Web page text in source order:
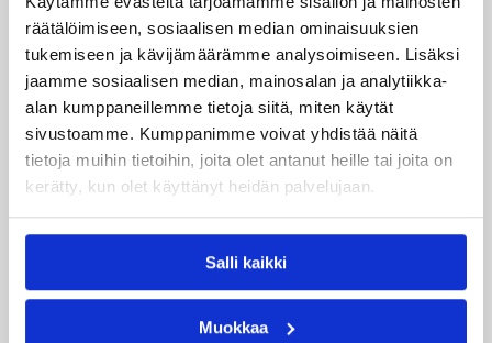
räätälöimiseen, sosiaalisen median ominaisuuksien
tukemiseen ja kävijämäärämme analysoimiseen. Lisäksi
jaamme sosiaalisen median, mainosalan ja analytiikka-
alan kumppaneillemme tietoja siitä, miten käytät
sivustoamme. Kumppanimme voivat yhdistää näitä
tietoja muihin tietoihin, joita olet antanut heille tai joita on
kerätty, kun olet käyttänyt heidän palvelujaan.
Salli kaikki
Muokkaa
Lappeenranta.